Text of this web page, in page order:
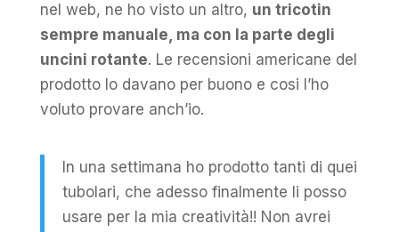
nel web, ne ho visto un altro, un tricotin
sempre manuale, ma con la parte degli
uncini rotante. Le recensioni americane del
prodotto lo davano per buono e cosi l’ho
voluto provare anch’io.
In una settimana ho prodotto tanti di quei
tubolari, che adesso finalmente li posso
usare per la mia creatività!! Non avrei